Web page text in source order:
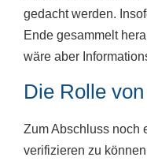
gedacht werden.
Ende gesammelt
wäre aber
Die Rolle
Zum Abschluss noch
verifizieren zu